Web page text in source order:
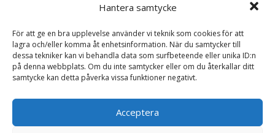
Hantera samtycke
För att ge en bra upplevelse använder vi teknik som cookies för att
lagra och/eller komma åt enhetsinformation. När du samtycker till
dessa tekniker kan vi behandla data som surfbeteende eller unika ID:n
på denna webbplats. Om du inte samtycker eller om du återkallar ditt
samtycke kan detta påverka vissa funktioner negativt.
Acceptera